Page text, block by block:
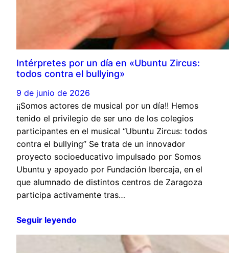
Intérpretes por un día en «Ubuntu Zircus:
todos contra el bullying»
9 de junio de 2026
¡¡Somos actores de musical por un día!! Hemos
tenido el privilegio de ser uno de los colegios
participantes en el musical “Ubuntu Zircus: todos
contra el bullying” Se trata de un innovador
proyecto socioeducativo impulsado por Somos
Ubuntu y apoyado por Fundación Ibercaja, en el
que alumnado de distintos centros de Zaragoza
participa activamente tras…
Seguir leyendo